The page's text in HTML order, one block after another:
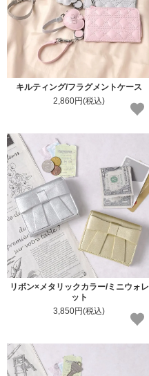
キルティング/フラグメントケース
2,860円(税込)
リボン×メタリックカラー/ミニウォレ
ット
3,850円(税込)